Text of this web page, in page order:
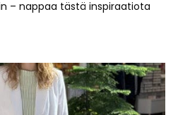
– nappaa tästä inspiraatiota